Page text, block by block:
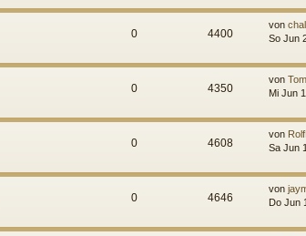
0 4400
von
So Jun
0 4350
von
Mi Jun
0 4608
von
Sa Jun
0 4646
von
Do Jun